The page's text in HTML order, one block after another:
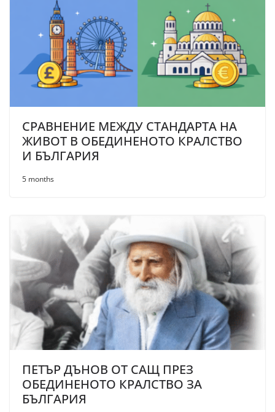
СРАВНЕНИЕ МЕЖДУ СТАНДАРТА НА
ЖИВОТ В ОБЕДИНЕНОТО КРАЛСТВО
И БЪЛГАРИЯ
5 months
ПЕТЪР ДЪНОВ ОТ САЩ ПРЕЗ
ОБЕДИНЕНОТО КРАЛСТВО ЗА
БЪЛГАРИЯ